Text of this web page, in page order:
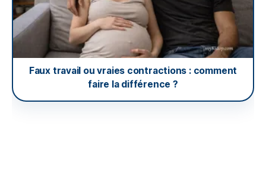
Faux travail ou vraies contractions : comment
faire la différence ?